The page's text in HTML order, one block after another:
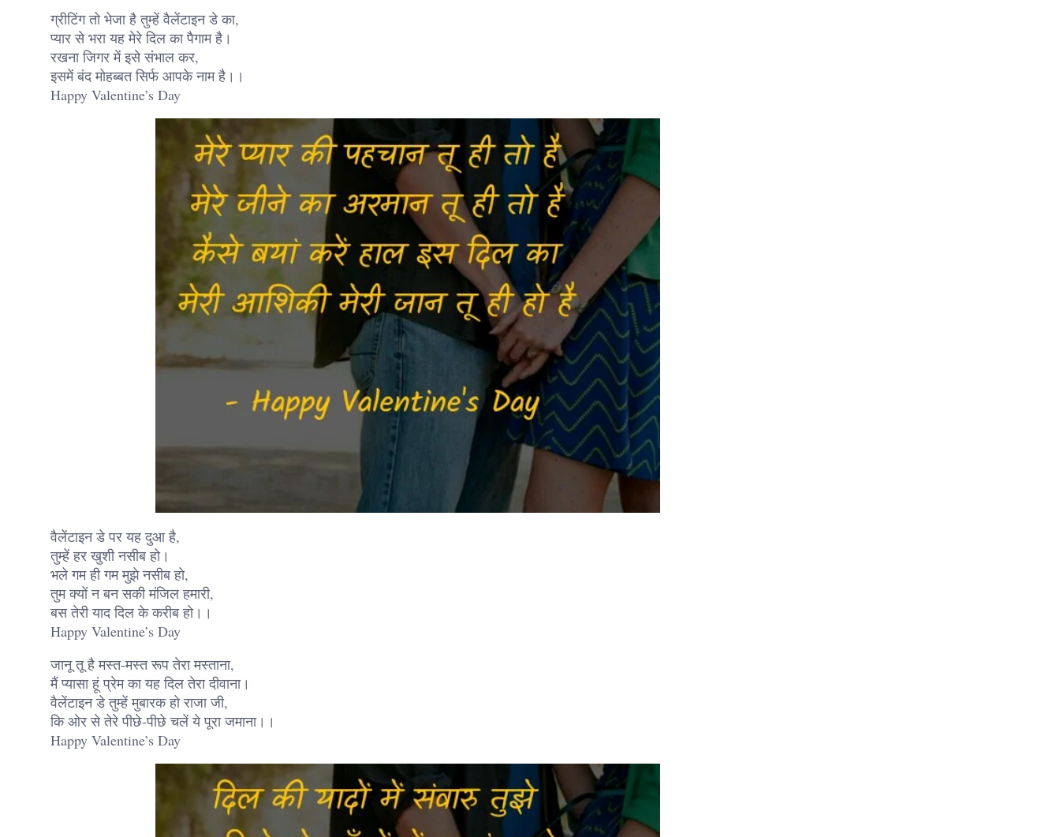
ग्रीटिंग तो भेजा है तुम्हें वैलेंटाइन डे का,
प्यार से भरा यह मेरे दिल का पैगाम है।
रखना जिगर में इसे संभाल कर,
इसमें बंद मोहब्बत सिर्फ आपके नाम है।।
Happy Valentine’s Day
वैलेंटाइन डे पर यह दुआ है,
तुम्हें हर खुशी नसीब हो।
भले गम ही गम मुझे नसीब हो,
तुम क्यों न बन सकी मंजिल हमारी,
बस तेरी याद दिल के करीब हो।।
Happy Valentine’s Day
जानू तू है मस्त-मस्त रूप तेरा मस्ताना,
मैं प्यासा हूं प्रेम का यह दिल तेरा दीवाना।
वैलेंटाइन डे तुम्हें मुबारक हो राजा जी,
कि ओर से तेरे पीछे-पीछे चलें ये पूरा जमाना।।
Happy Valentine’s Day